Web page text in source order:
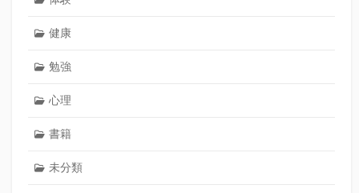
健康
勉強
心理
書籍
未分類